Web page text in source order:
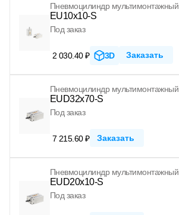
Пневмоцилиндр мультимонтажный
EU10x10-S
Под заказ
2 030.40 ₽ 3D Заказать
Пневмоцилиндр мультимонтажный
EUD32x70-S
Под заказ
7 215.60 ₽ Заказать
Пневмоцилиндр мультимонтажный
EUD20x10-S
Под заказ